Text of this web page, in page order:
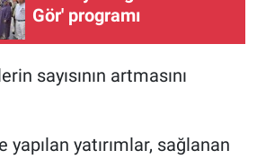
Gör' programı
sayısının artmasını
yapılan yatırımlar, sağlanan